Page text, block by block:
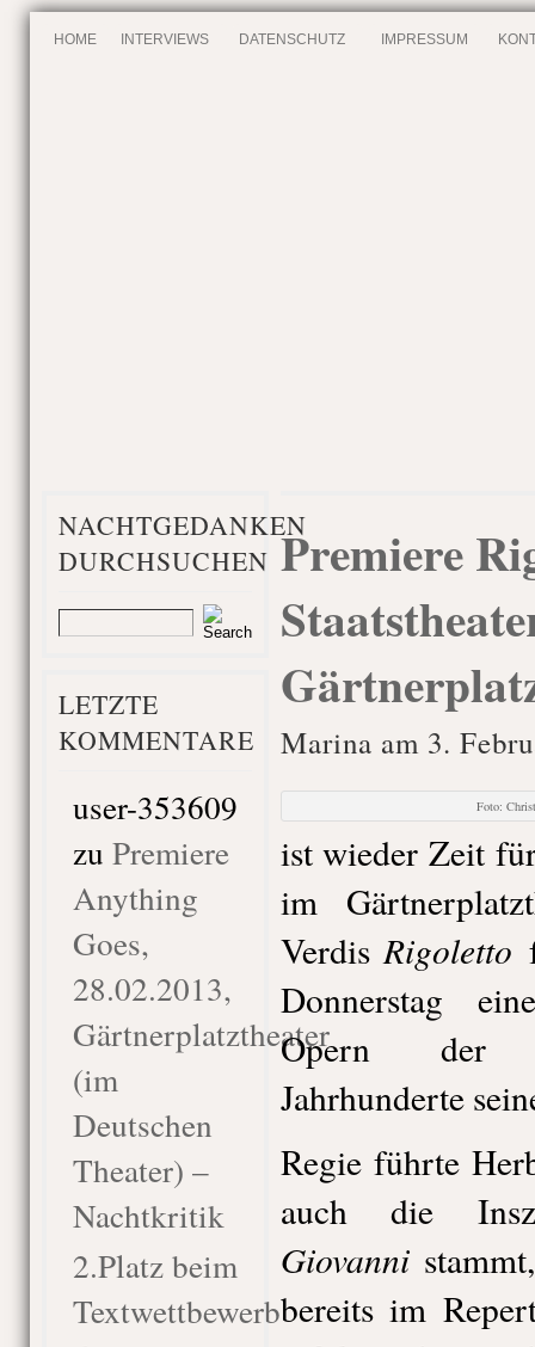
HOME INTERVIEWS DATENSCHUTZ IMPRESSUM
NACHTGEDANKEN
DURCHSUCHEN
LETZTE
KOMMENTARE
user-353609
zu Premiere
Anything
Goes,
28.02.2013,
Gärtnerplatztheater
(im
Deutschen
Theater) –
Nachtkritik
2.Platz beim
Textwettbewerb
Premiere
Marina am 3.
Foto:
ist wieder Zeit
im
VerdisRigoletto
Donnerstag
Opern der
Jahrhunderte
Regie führte
auch die
Giovanni
bereits im